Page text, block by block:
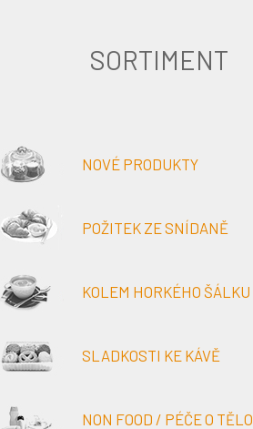
SORTIMENT
NOVÉ PRODUKTY
POŽITEK ZE SNÍDANĚ
KOLEM HORKÉHO ŠÁLKU
SLADKOSTI KE KÁVĚ
NON FOOD / PÉČE O TĚLO